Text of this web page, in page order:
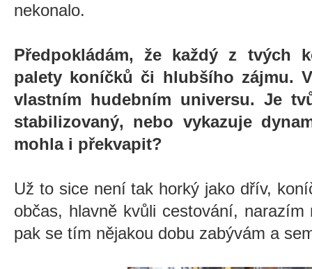
nekonalo.
Předpokládám, že každý z tvých
palety koníčků či hlubšího zájmu.
vlastním hudebním universu. Je
stabilizovaný, nebo vykazuje
mohla i překvapit?
Už to sice není tak horký jako dřív,
občas, hlavně kvůli cestování,
pak se tím nějakou dobu zabývám a